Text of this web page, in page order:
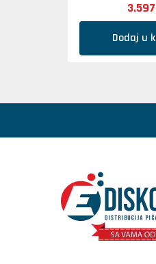
Dodaj u